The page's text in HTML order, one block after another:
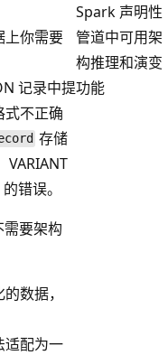
上你需要
记录中提
式不正确
存储
VARIANT
错误。
Spark 声明性
管道中可用架
构推理和演变
功能
需要架构
数据，
适配为一